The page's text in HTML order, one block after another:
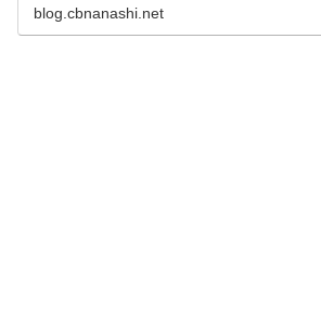
blog.cbnanashi.net